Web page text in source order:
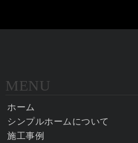
MENU
ホーム
シンプルホームについて
施工事例